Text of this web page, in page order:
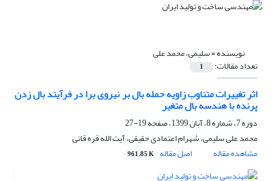
نویسنده =سلیمی، محمد علی
تعداد مقالات: 1
اثر تغییرات متناوب زاویه حمله بال بر نیروی برا در فرآیند بال زدن
پرنده با هندسه بال متغیر
دوره 7، شماره 8، آبان 1399، صفحه
19-27
محمد علی سلیمی، شهرام اعتمادی حقیقی، آیت الله قره قانی
مشاهده مقاله
اصل مقاله 961.85 K